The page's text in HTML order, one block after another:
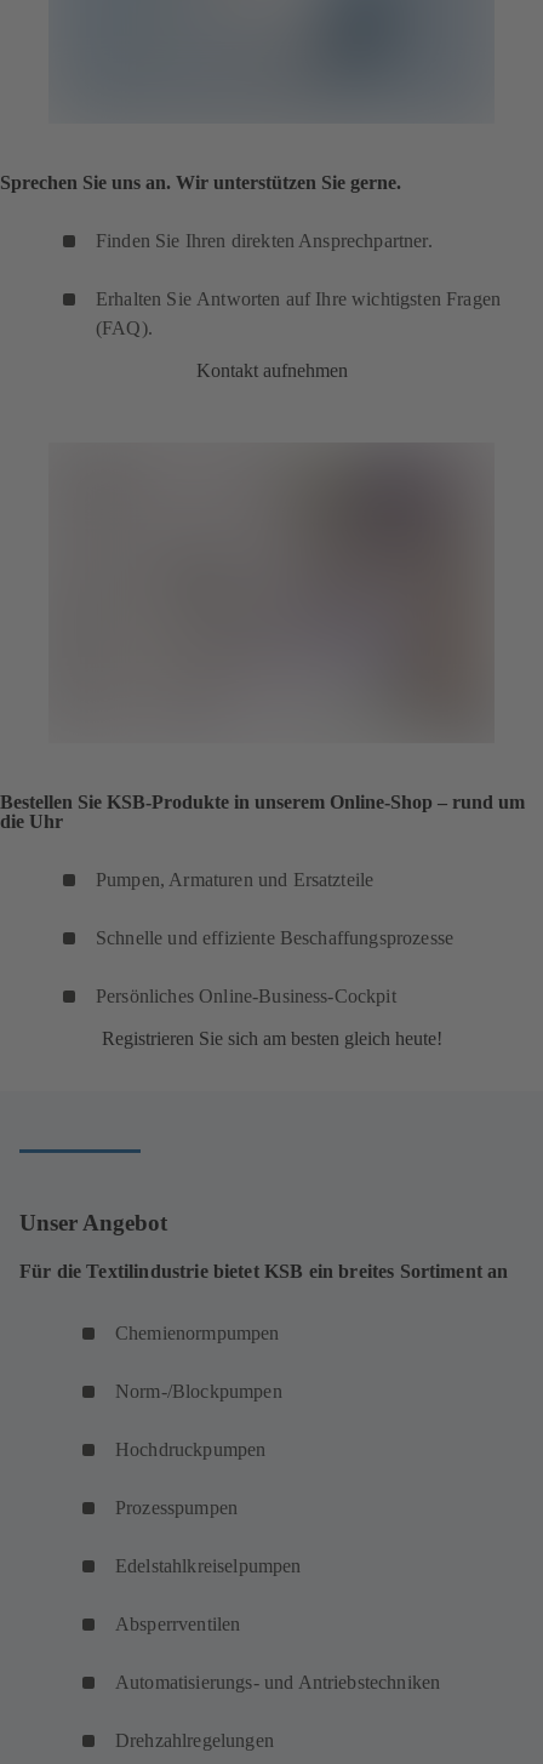
Sprechen Sie uns an. Wir unterstützen Sie gerne.
Finden Sie Ihren direkten Ansprechpartner.
Erhalten Sie Antworten auf Ihre wichtigsten Fragen
(FAQ).
Kontakt aufnehmen
Bestellen Sie KSB-Produkte in unserem Online-Shop – rund um
die Uhr
Pumpen, Armaturen und Ersatzteile
Schnelle und effiziente Beschaffungsprozesse
Persönliches Online-Business-Cockpit
Registrieren Sie sich am besten gleich heute!
Unser Angebot
Für die Textilindustrie bietet KSB ein breites Sortiment an
Chemienormpumpen
Norm-/Blockpumpen
Hochdruckpumpen
Prozesspumpen
Edelstahlkreiselpumpen
Absperrventilen
Automatisierungs- und Antriebstechniken
Drehzahlregelungen